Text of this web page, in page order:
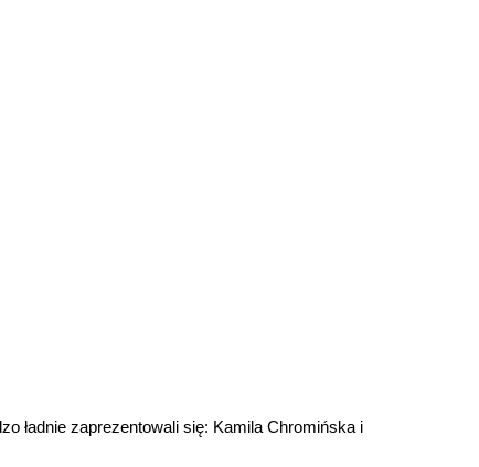
ładnie zaprezentowali się: Kamila Chromińska i